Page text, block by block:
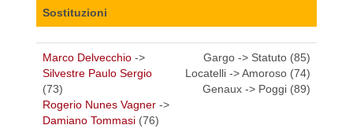
Sostituzioni
Marco Delvecchio ->
Silvestre Paulo Sergio
(73)
Rogerio Nunes Vagner ->
Damiano Tommasi (76)
Gargo -> Statuto (85)
Locatelli -> Amoroso (74)
Genaux -> Poggi (89)